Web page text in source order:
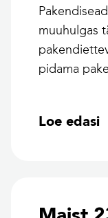
muuhulgas
pidama
Loe edasi